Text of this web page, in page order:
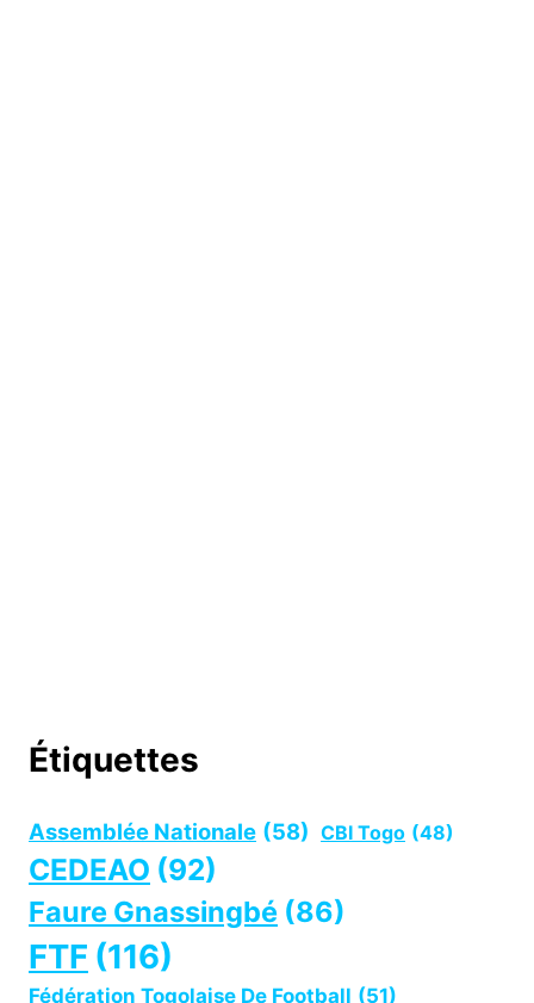
Étiquettes
Assemblée Nationale (58) CBI Togo (48)
CEDEAO (92)
Faure Gnassingbé (86)
FTF (116)
Fédération Togolaise De Football (51)